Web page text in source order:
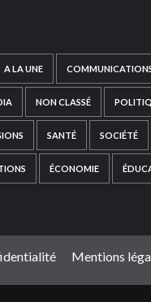
A LA UNE
NON CLASSÉ
SANTÉ SOCIÉTÉ
ÉCONOMIE
Mentions